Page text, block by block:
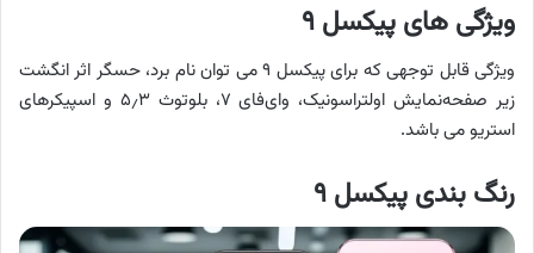
ویژگی های پیکسل ۹
ویژگی قابل توجهی که برای پیکسل ۹ می توان نام برد، حسگر اثر انگشت
زیر صفحه‌نمایش اولتراسونیک، وای‌فای ۷، بلوتوث ۵٫۳ و اسپیکر‌های
استریو می باشد.
رنگ بندی پیکسل ۹